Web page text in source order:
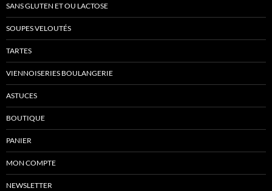
SANS GLUTEN ET OU LACTOSE
SOUPES VELOUTÉS
TARTES
VIENNOISERIES BOULANGERIE
ASTUCES
BOUTIQUE
PANIER
MON COMPTE
NEWSLETTER